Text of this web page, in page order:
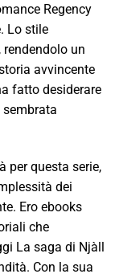
Regency
Lo stile
un
avvincente
fatto desiderare
per questa serie,
dei
Ero ebooks
che
La saga di Njàll
Con la sua